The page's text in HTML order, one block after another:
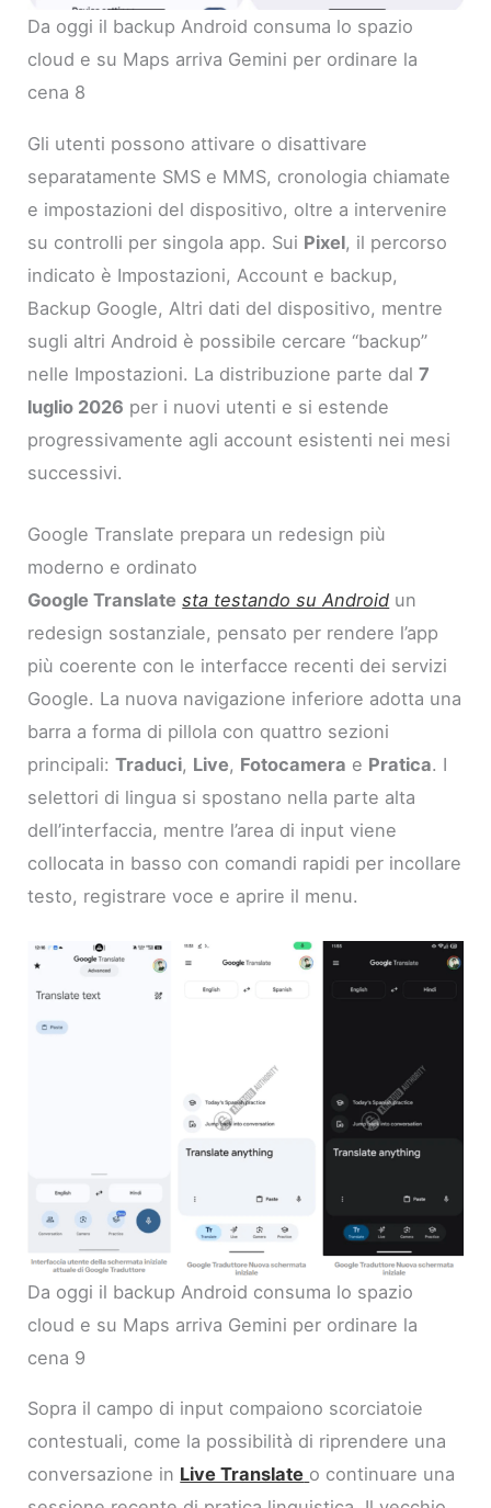
Da oggi il backup Android consuma lo spazio
cloud e su Maps arriva Gemini per ordinare la
cena 8
Gli utenti possono attivare o disattivare
separatamente SMS e MMS, cronologia chiamate
e impostazioni del dispositivo, oltre a intervenire
su controlli per singola app. Sui Pixel, il percorso
indicato è Impostazioni, Account e backup,
Backup Google, Altri dati del dispositivo, mentre
sugli altri Android è possibile cercare “backup”
nelle Impostazioni. La distribuzione parte dal7
luglio 2026 per i nuovi utenti e si estende
progressivamente agli account esistenti nei mesi
successivi.
Google Translate prepara un redesign più
moderno e ordinato
Google Translate sta testando su Android un
redesign sostanziale, pensato per rendere l’app
più coerente con le interfacce recenti dei servizi
Google. La nuova navigazione inferiore adotta una
barra a forma di pillola con quattro sezioni
principali:Traduci, Live, Fotocamera e Pratica. I
selettori di lingua si spostano nella parte alta
dell’interfaccia, mentre l’area di input viene
collocata in basso con comandi rapidi per incollare
testo, registrare voce e aprire il menu.
Da oggi il backup Android consuma lo spazio
cloud e su Maps arriva Gemini per ordinare la
cena 9
Sopra il campo di input compaiono scorciatoie
contestuali, come la possibilità di riprendere una
conversazione in Live Translate o continuare una